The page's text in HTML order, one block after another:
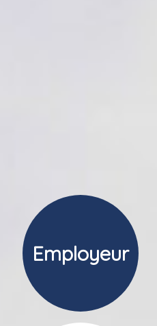
Employeur